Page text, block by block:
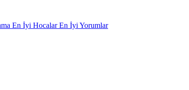
En İyi HocalarEn İyi Yorumlar